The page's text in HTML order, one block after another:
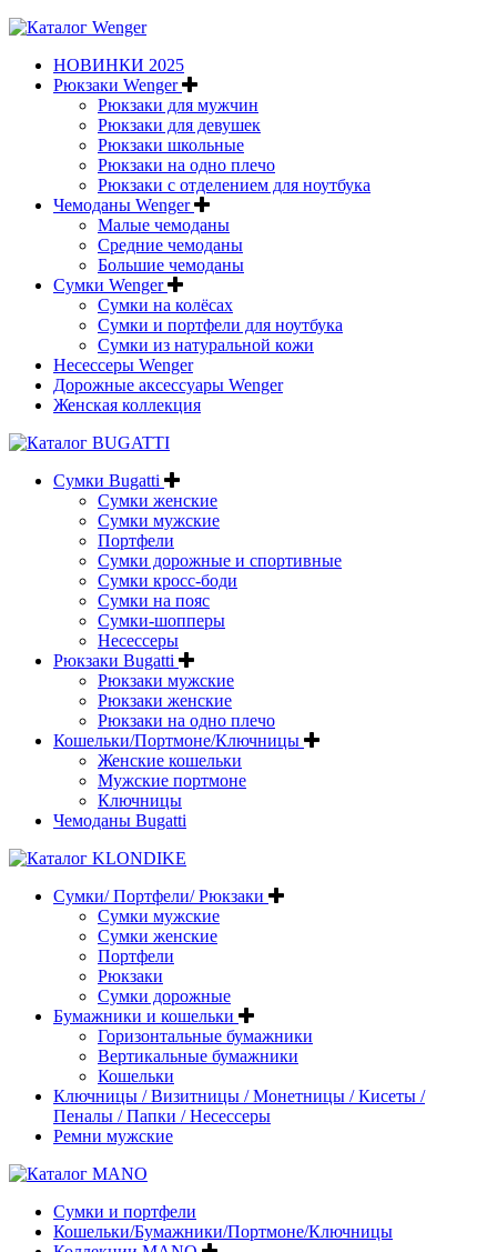
НОВИНКИ 2025
Рюкзаки Wenger
Рюкзаки для мужчин
Рюкзаки для девушек
Рюкзаки школьные
Рюкзаки на одно плечо
Рюкзаки с отделением для ноутбука
Чемоданы Wenger
Малые чемоданы
Средние чемоданы
Большие чемоданы
Сумки Wenger
Сумки на колёсах
Сумки и портфели для ноутбука
Сумки из натуральной кожи
Несессеры Wenger
Дорожные аксессуары Wenger
Женская коллекция
Сумки Bugatti
Сумки женские
Сумки мужские
Портфели
Сумки дорожные и спортивные
Сумки кросс-боди
Сумки на пояс
Сумки-шопперы
Несессеры
Рюкзаки Bugatti
Рюкзаки мужские
Рюкзаки женские
Рюкзаки на одно плечо
Кошельки/Портмоне/Ключницы
Женские кошельки
Мужские портмоне
Ключницы
Чемоданы Bugatti
Сумки/ Портфели/ Рюкзаки
Сумки мужские
Сумки женские
Портфели
Рюкзаки
Сумки дорожные
Бумажники и кошельки
Горизонтальные бумажники
Вертикальные бумажники
Кошельки
Ключницы / Визитницы / Монетницы / Кисеты /
Пеналы / Папки / Несессеры
Ремни мужские
Сумки и портфели
Кошельки/Бумажники/Портмоне/Ключницы